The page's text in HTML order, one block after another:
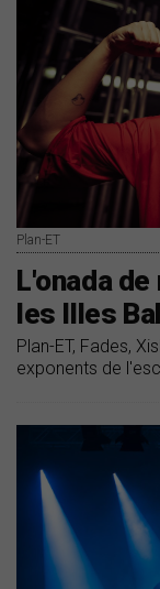
Plan-ET
L'onada
les Illes
Plan-ET, Fades,
exponents de